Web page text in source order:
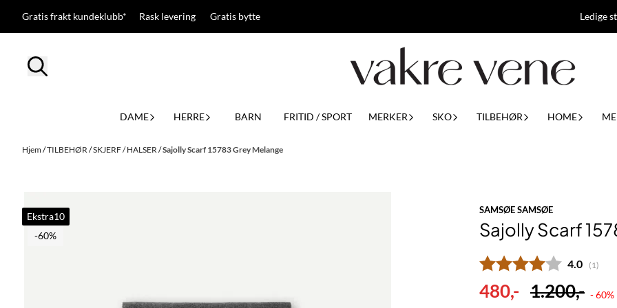
Hopp til innhold
Gratis frakt kundeklubb* Rask levering Gratis bytte Ledige
DAME HERRE BARN FRITID / SPORT MERKER SKO TILBEHØR HOME
Hjem/TILBEHØR/SKJERF / HALSER/Sajolly Scarf 15783 Grey Melange
Ekstra10
-60%
SAMSØE SAMSØE
Sajolly Scarf
4.0 (1)
480,- 1.200,- - 60%